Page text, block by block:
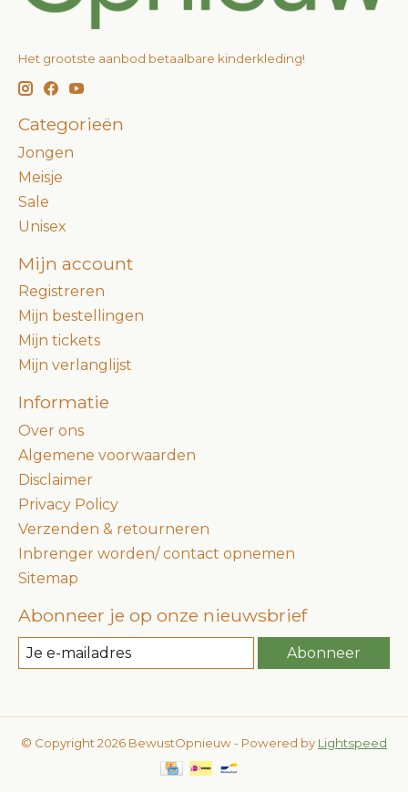
Het grootste aanbod betaalbare kinderkleding!
Categorieën
Jongen
Meisje
Sale
Unisex
Mijn account
Registreren
Mijn bestellingen
Mijn tickets
Mijn verlanglijst
Informatie
Over ons
Algemene voorwaarden
Disclaimer
Privacy Policy
Verzenden & retourneren
Inbrenger worden/ contact opnemen
Sitemap
Abonneer je op onze nieuwsbrief
Abonneer
© Copyright 2026 BewustOpnieuw - Powered by Lightspeed